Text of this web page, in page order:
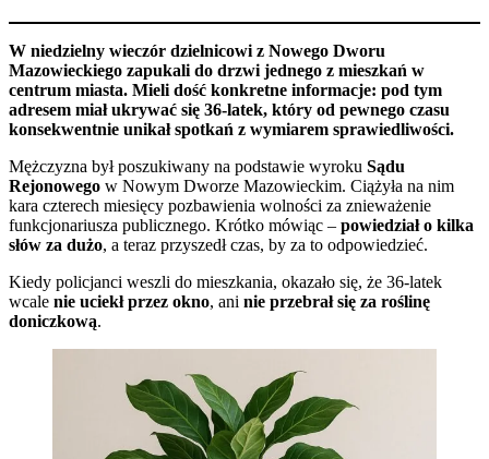
W niedzielny wieczór dzielnicowi z Nowego Dworu
Mazowieckiego zapukali do drzwi jednego z mieszkań w
centrum miasta. Mieli dość konkretne informacje: pod tym
adresem miał ukrywać się 36-latek, który od pewnego czasu
konsekwentnie unikał spotkań z wymiarem sprawiedliwości.
Mężczyzna był poszukiwany na podstawie wyroku Sądu
Rejonowego w Nowym Dworze Mazowieckim. Ciążyła na nim
kara czterech miesięcy pozbawienia wolności za znieważenie
funkcjonariusza publicznego. Krótko mówiąc – powiedział o kilka
słów za dużo, a teraz przyszedł czas, by za to odpowiedzieć.
Kiedy policjanci weszli do mieszkania, okazało się, że 36-latek
wcale nie uciekł przez okno, ani nie przebrał się za roślinę
doniczkową.